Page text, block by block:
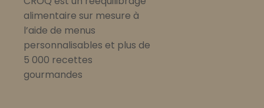
alimentaire sur mesure à
l’aide de menus
personnalisables et plus de
5 000 recettes
gourmandes